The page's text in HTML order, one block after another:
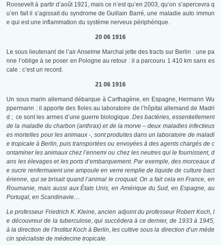
Roosevelt à partir d’août 1921, mais ce n’est qu’en 2003, qu’on s’apercevra q
u’en fait il s’agissait du syndrome de Guillain Barré, une maladie auto immun
e qui est une inflammation du système nerveux périphérique.
20 06 1916
Le sous lieutenant de l’air Anselme Marchal jette des tracts sur Berlin : une pa
nne l’oblige à se poser en Pologne au retour : il a parcouru 1 410 km sans es
cale : c’est un record.
21 06 1916
Un sous marin allemand débarque à Carthagène, en Espagne, Hermann Wu
ppermann : il apporte des fioles au laboratoire de l’hôpital allemand de Madri
d ; ce sont les armes d’une guerre biologique. Des bactéries, essentiellement
de la maladie du charbon (anthrax) et de la morve – deux maladies infectieus
es mortelles pour les animaux -, sont produites dans un laboratoire de maladi
e tropicale à Berlin, puis transportées ou envoyées à des agents chargés de c
ontaminer les animaux chez l’ennemi ou chez les neutres qui le fournissent, d
ans les élevages et les ports d’embarquement. Par exemple, des morceaux d
e sucre renfermaient une ampoule en verre remplie de liquide de culture bact
érienne, qui se brisait quand l’animal le croquait. On a fait cela en France, en
Roumanie, mais aussi aux États Unis, en Amérique du Sud, en Espagne, au
Portugal, en Scandinavie…
Le professeur Friedrich K. Kleine, ancien adjoint du professeur Robert Koch, l
e découvreur de la tuberculose, qui succédera à ce dernier, de 1933 à 1945,
à la direction de l’Institut Koch à Berlin, les cultive sous la direction d’un méde
cin spécialiste de médecine tropicale.